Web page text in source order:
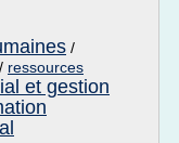
/
/ ressources
et gestion